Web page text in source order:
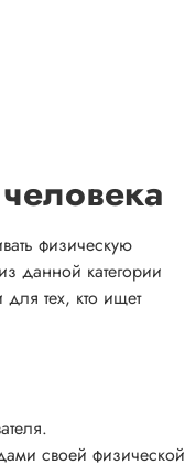
физическую
данной категории
тех, кто ищет
своей физической